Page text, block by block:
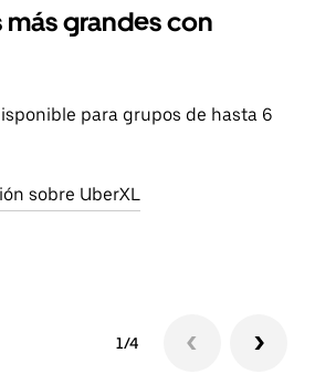
grandes con
para grupos de hasta 6
sobre UberXL
1/4